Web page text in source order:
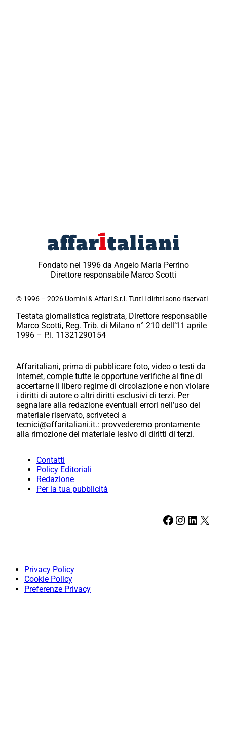
Fondato nel 1996 da Angelo Maria Perrino
Direttore responsabile Marco Scotti
© 1996 – 2026 Uomini & Affari S.r.l. Tutti i diritti sono riservati
Testata giornalistica registrata, Direttore responsabile
Marco Scotti, Reg. Trib. di Milano n° 210 dell’11 aprile
1996 – P.I. 11321290154
Affaritaliani, prima di pubblicare foto, video o testi da
internet, compie tutte le opportune verifiche al fine di
accertarne il libero regime di circolazione e non violare
i diritti di autore o altri diritti esclusivi di terzi. Per
segnalare alla redazione eventuali errori nell’uso del
materiale riservato, scriveteci a
tecnici@affaritaliani.it.: provvederemo prontamente
alla rimozione del materiale lesivo di diritti di terzi.
Contatti
Policy Editoriali
Redazione
Per la tua pubblicità
Facebook Instagram LinkedIn X
Privacy Policy
Cookie Policy
Preferenze Privacy